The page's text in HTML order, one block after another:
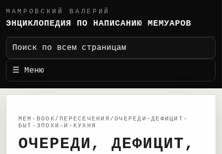
МАМРОВСКИЙ ВАЛЕРИЙ
ЭНЦИКЛОПЕДИЯ ПО НАПИСАНИЮ МЕМУАРОВ
Поиск по всем страницам
☰ Меню
MEM-BOOK/ПЕРЕСЕЧЕНИЯ/ОЧЕРЕДИ-ДЕФИЦИТ-
БЫТ-ЭПОХИ-И-КУХНЯ
ОЧЕРЕДИ, ДЕФИЦИТ,